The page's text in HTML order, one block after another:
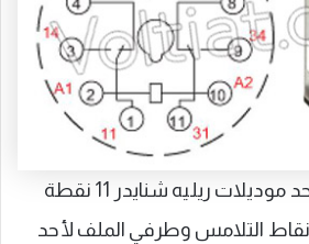
ريليه شنايدر 11 نقطة
التلامس وطرفي الملف لأحد